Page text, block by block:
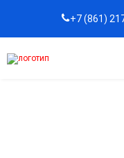
+7 (861)